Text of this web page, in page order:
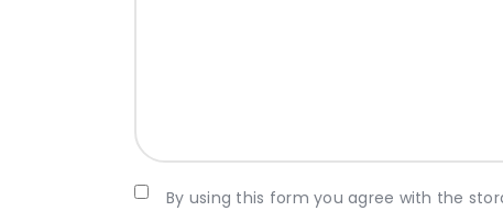
By using this form you agree with the